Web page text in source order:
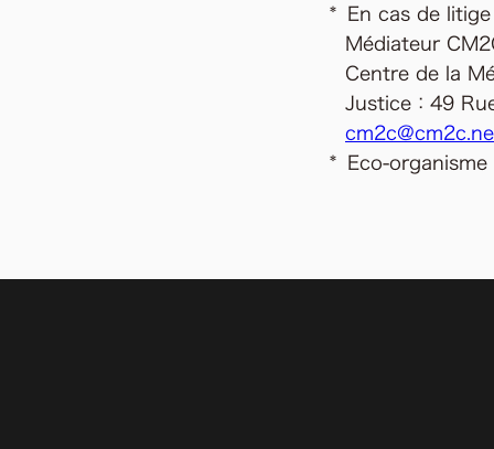
En cas de
Médiateur
Centre de la
Justice：49
Eco-organisme